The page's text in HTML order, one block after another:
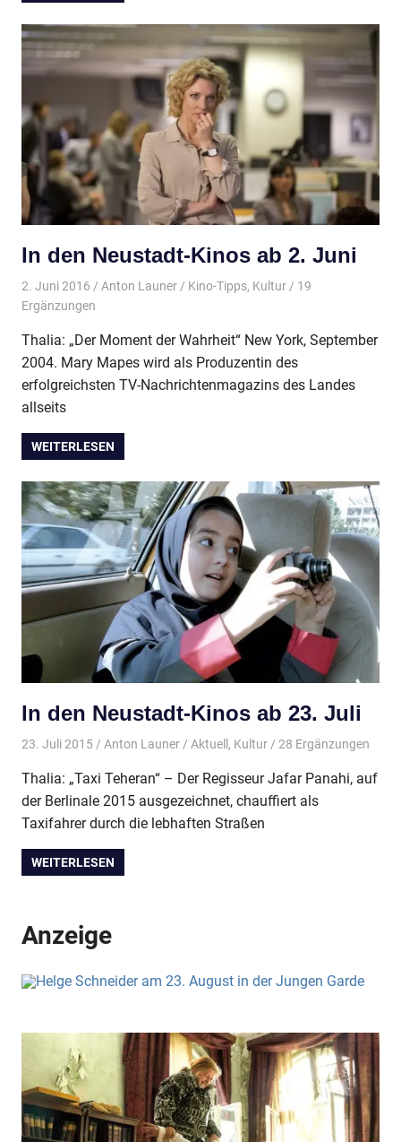
In den Neustadt-Kinos ab 2. Juni
2. Juni 2016 Anton Launer Kino-Tipps, Kultur/ 19
Ergänzungen
Thalia: „Der Moment der Wahrheit“ New York, September
2004. Mary Mapes wird als Produzentin des
erfolgreichsten TV-Nachrichtenmagazins des Landes
allseits
WEITERLESEN
In den Neustadt-Kinos ab 23. Juli
23. Juli 2015 Anton Launer Aktuell , Kultur/ 28 Ergänzungen
Thalia: „Taxi Teheran“ – Der Regisseur Jafar Panahi, auf
der Berlinale 2015 ausgezeichnet, chauffiert als
Taxifahrer durch die lebhaften Straßen
WEITERLESEN
Anzeige